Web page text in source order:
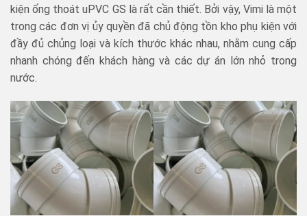
kiện ống thoát uPVC GS là rất cần thiết. Bởi vậy, Vimi là một
trong các đơn vị ủy quyền đã chủ động tồn kho phụ kiện với
đầy đủ chủng loại và kích thước khác nhau, nhằm cung cấp
nhanh chóng đến khách hàng và các dự án lớn nhỏ trong
nước.